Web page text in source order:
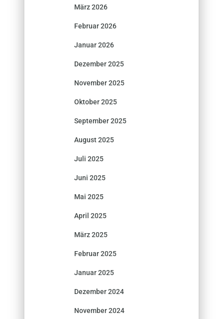
März 2026
Februar 2026
Januar 2026
Dezember 2025
November 2025
Oktober 2025
September 2025
August 2025
Juli 2025
Juni 2025
Mai 2025
April 2025
März 2025
Februar 2025
Januar 2025
Dezember 2024
November 2024